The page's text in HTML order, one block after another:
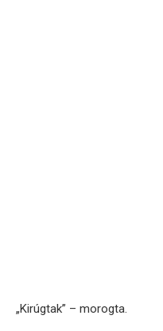
„Kirúgtak” – morogta.